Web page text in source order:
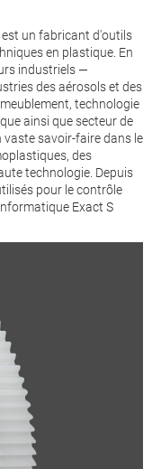
est un fabricant d'outils
en plastique. En
industriels —
des aérosols et des
technologie
ainsi que secteur de
savoir-faire dans le
des
technologie. Depuis
pour le contrôle
Exact S